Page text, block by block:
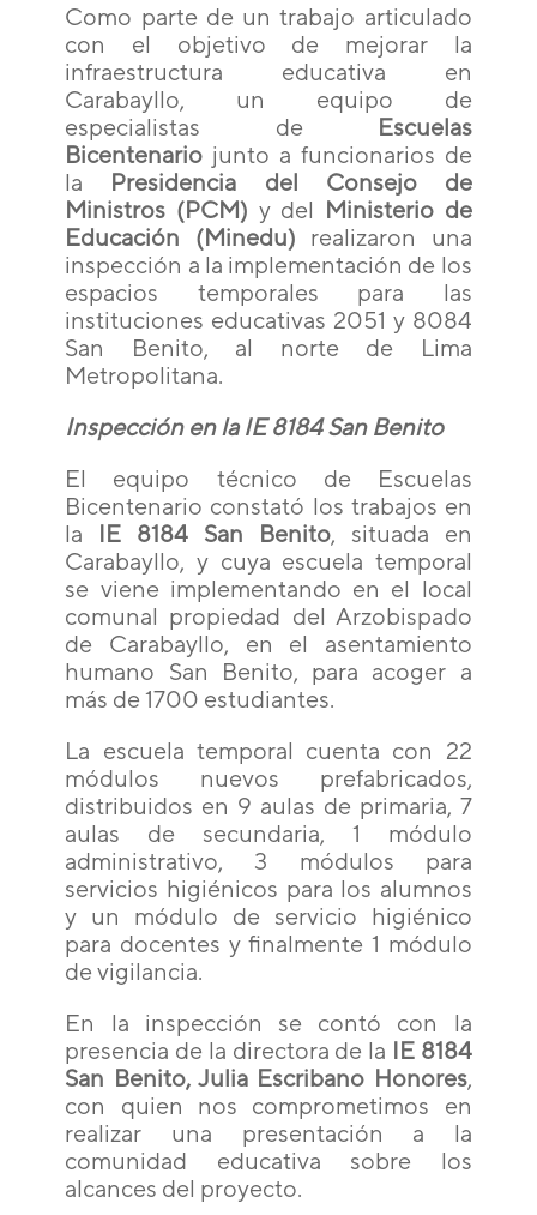
Como parte de un trabajo articulado
con el objetivo de mejorar la
infraestructura educativa en
Carabayllo, un equipo de
especialistas de Escuelas
Bicentenario junto a funcionarios de
la Presidencia del Consejo de
Ministros (PCM) y del Ministerio de
Educación (Minedu) realizaron una
inspección a la implementación de los
espacios temporales para las
instituciones educativas 2051 y 8084
San Benito, al norte de Lima
Metropolitana.
Inspección en la IE 8184 San Benito
El equipo técnico de Escuelas
Bicentenario constató los trabajos en
la IE 8184 San Benito, situada en
Carabayllo, y cuya escuela temporal
se viene implementando en el local
comunal propiedad del Arzobispado
de Carabayllo, en el asentamiento
humano San Benito, para acoger a
más de 1700 estudiantes.
La escuela temporal cuenta con 22
módulos nuevos prefabricados,
distribuidos en 9 aulas de primaria, 7
aulas de secundaria, 1 módulo
administrativo, 3 módulos para
servicios higiénicos para los alumnos
y un módulo de servicio higiénico
para docentes y finalmente 1 módulo
de vigilancia.
En la inspección se contó con la
presencia de la directora de la IE 8184
San Benito, Julia Escribano Honores,
con quien nos comprometimos en
realizar una presentación a la
comunidad educativa sobre los
alcances del proyecto.